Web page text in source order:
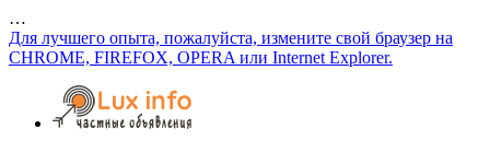
…
Для лучшего опыта, пожалуйста, измените свой браузер на
CHROME, FIREFOX, OPERA или Internet Explorer.